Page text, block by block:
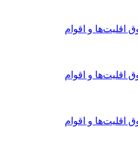
اقلیت‌ها و اقوام
اقلیت‌ها و اقوام
اقلیت‌ها و اقوام